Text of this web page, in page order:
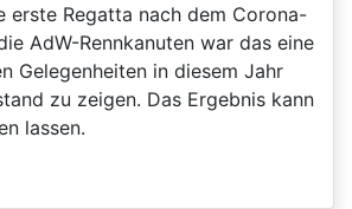
erste Regatta nach dem Corona-
AdW-Rennkanuten war das eine
Gelegenheiten in diesem Jahr
zu zeigen. Das Ergebnis kann
lassen.